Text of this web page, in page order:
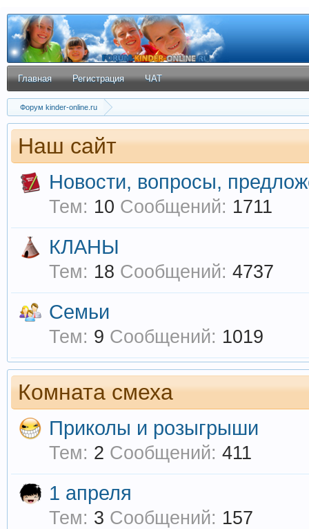
Главная Регистрация ЧАТ
Форум kinder-online.ru
Наш сайт
Новости, вопросы,
Тем: 10 Сообщений: 1711
КЛАНЫ
Тем: 18 Сообщений: 4737
Семьи
Тем: 9 Сообщений: 1019
Комната смеха
Приколы и розыгрыши
Тем: 2 Сообщений: 411
1 апреля
Тем: 3 Сообщений: 157